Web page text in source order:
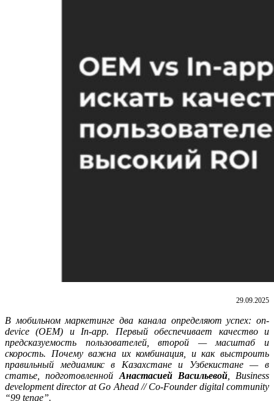
29.09.2025
В мобильном маркетинге два канала определяют успех: on-
device (OEM) и In-app. Первый обеспечивает качество и
предсказуемость пользователей, второй — масштаб и
скорость. Почему важна их комбинация, и как выстроить
правильный медиамикс в Казахстане и Узбекистане — в
статье, подготовленной Анастасией Васильевой, Business
development director at Go Ahead // Co-Founder digital community
“99 tenge”.